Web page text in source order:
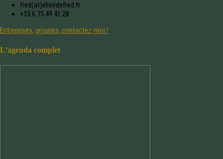
fred(at)elixirdefred.fr
+33 6 75 49 41 28
Entreprises, groupes, contactez-moi !
L’agenda complet